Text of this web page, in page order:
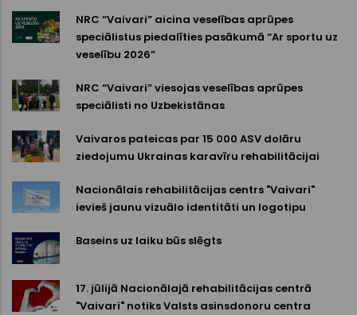
NRC “Vaivari” aicina veselības aprūpes
speciālistus piedalīties pasākumā “Ar sportu uz
veselību 2026”
NRC “Vaivari” viesojas veselības aprūpes
speciālisti no Uzbekistānas
Vaivaros pateicas par 15 000 ASV dolāru
ziedojumu Ukrainas karavīru rehabilitācijai
Nacionālais rehabilitācijas centrs "Vaivari"
ievieš jaunu vizuālo identitāti un logotipu
Baseins uz laiku būs slēgts
17. jūlijā Nacionālajā rehabilitācijas centrā
"Vaivari" notiks Valsts asinsdonoru centra